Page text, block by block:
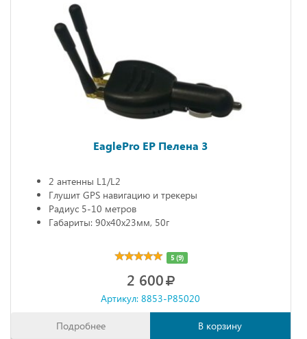
EaglePro EP Пелена 3
2 антенны L1/L2
Глушит GPS навигацию и трекеры
Радиус 5-10 метров
Габариты: 90х40х23мм, 50г
5 (9)
2 600
Артикул: 8853-P85020
Подробнее В корзину